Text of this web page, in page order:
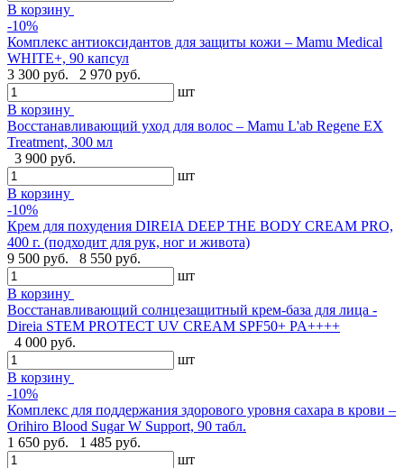
В корзину
-10%
Комплекс антиоксидантов для защиты кожи – Mamu Medical
WHITE+, 90 капсул
3 300 руб.
2 970 руб.
шт
В корзину
Восстанавливающий уход для волос – Mamu L'ab Regene EX
Treatment, 300 мл
3 900 руб.
шт
В корзину
-10%
Крем для похудения DIREIA DEEP THE BODY CREAM PRO,
400 г. (подходит для рук, ног и живота)
9 500 руб.
8 550 руб.
шт
В корзину
Восстанавливающий солнцезащитный крем-база для лица -
Direia STEM PROTECT UV CREAM SPF50+ PA++++
4 000 руб.
шт
В корзину
-10%
Комплекс для поддержания здорового уровня сахара в крови –
Orihiro Blood Sugar W Support, 90 табл.
1 650 руб.
1 485 руб.
шт